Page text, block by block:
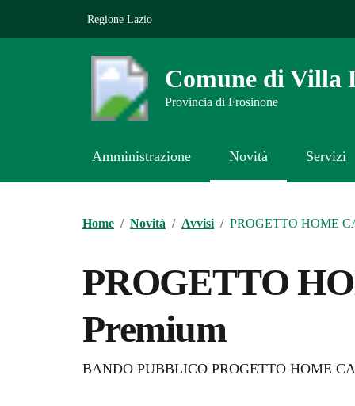
Regione Lazio
Comune di Villa
Provincia di Frosinone
Amministrazione Novità Servizi
Home / Novità / Avvisi / PROGETTO HOME
PROGETTO
Premium
Dettagli della
BANDO PUBBLICO PROGETTO HOME